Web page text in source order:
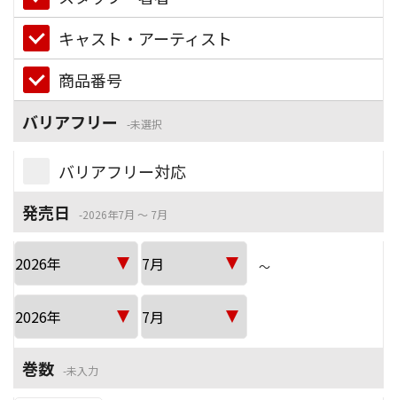
キャスト・アーティスト
商品番号
バリアフリー
未選択
バリアフリー対応
発売日
2026年7月 ～ 7月
～
巻数 未入力